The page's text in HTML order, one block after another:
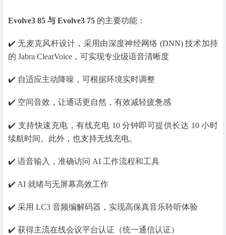
Evolve3 85 与 Evolve3 75 的主要功能：
✔️ 无麦克风杆设计，采用由深度神经网络 (DNN) 技术加持
的 Jabra ClearVoice，可实现专业级语音清晰度
✔️ 自适应主动降噪，可根据环境实时调整
✔️ 空间音效，让通话更自然，有效减轻疲惫感
✔️ 支持快速充电，有线充电 10 分钟即可提供长达 10 小时
续航时间。此外，也支持无线充电。
✔️ 语音输入，准确访问 AI 工作流程和工具
✔️ AI 就绪与无屏幕高效工作
✔️ 采用 LC3 音频编解码器，实现高保真音乐聆听体验
✔️ 获得主流在线会议平台认证（统一通信认证）